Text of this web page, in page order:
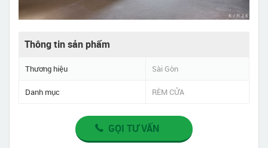
Thông tin sản phẩm
Thương hiệu Sài Gòn
Danh mục RÈM CỬA
GỌI TƯ VẤN